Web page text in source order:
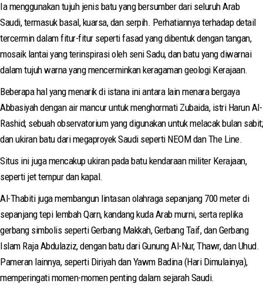
Ia menggunakan tujuh jenis batu yang bersumber dari seluruh Arab
Saudi, termasuk basal, kuarsa, dan serpih. Perhatiannya terhadap detail
tercermin dalam fitur-fitur seperti fasad yang dibentuk dengan tangan,
mosaik lantai yang terinspirasi oleh seni Sadu, dan batu yang diwarnai
dalam tujuh warna yang mencerminkan keragaman geologi Kerajaan.
Beberapa hal yang menarik di istana ini antara lain menara bergaya
Abbasiyah dengan air mancur untuk menghormati Zubaida, istri Harun Al-
Rashid; sebuah observatorium yang digunakan untuk melacak bulan sabit;
dan ukiran batu dari megaproyek Saudi seperti NEOM dan The Line.
Situs ini juga mencakup ukiran pada batu kendaraan militer Kerajaan,
seperti jet tempur dan kapal.
Al-Thabiti juga membangun lintasan olahraga sepanjang 700 meter di
sepanjang tepi lembah Qarn, kandang kuda Arab murni, serta replika
gerbang simbolis seperti Gerbang Makkah, Gerbang Taif, dan Gerbang
Islam Raja Abdulaziz, dengan batu dari Gunung Al-Nur, Thawr, dan Uhud.
Pameran lainnya, seperti Diriyah dan Yawm Badina (Hari Dimulainya),
memperingati momen-momen penting dalam sejarah Saudi.